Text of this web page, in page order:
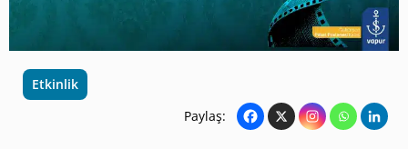
ATATÜRK KÜTÜPHANESI
KÜLTÜREL MIRASA
DESTEK
Etkinlik
Paylaş: